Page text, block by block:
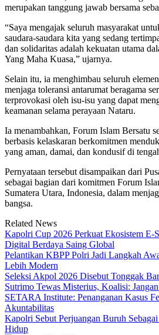
merupakan tanggung jawab bersama
“Saya mengajak seluruh masyarakat
saudara-saudara kita yang sedang
dan solidaritas adalah kekuatan utama
Yang Maha Kuasa,” ujarnya.
Selain itu, ia menghimbau seluruh
menjaga toleransi antarumat beragama
terprovokasi oleh isu-isu yang dapat
keamanan selama perayaan Nataru.
Ia menambahkan, Forum Islam Bersatu
berbasis kelaskaran berkomitmen
yang aman, damai, dan kondusif di
Pernyataan tersebut disampaikan dari
sebagai bagian dari komitmen Forum
Sumatera Utara, Indonesia, dalam
bangsa.
Related News
Kapolri Cup 2026 Perkuat Ekosistem E-
Digital Berdaya Saing Global
Pelantikan KBPP Polri Jadi Langkah
Lebih Modern
Seleksi Akpol 2026 Disebut Tonggak
Sutrimo Tewas Misterius, Koalisi:
SETARA Institute: Penanganan Kasus
Akuntabilitas
Kapolri Sebut Perjuangan Buruh
Hidup